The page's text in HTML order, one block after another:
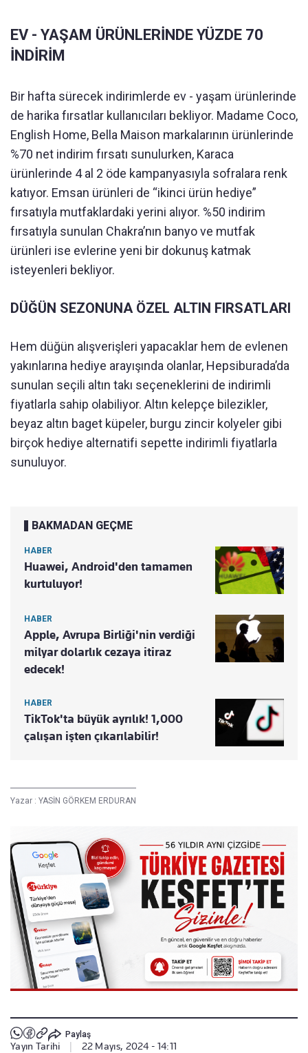
EV - YAŞAM ÜRÜNLERİNDE YÜZDE 70
İNDİRİM
Bir hafta sürecek indirimlerde ev - yaşam ürünlerinde
de harika fırsatlar kullanıcıları bekliyor. Madame Coco,
English Home, Bella Maison markalarının ürünlerinde
%70 net indirim fırsatı sunulurken, Karaca
ürünlerinde 4 al 2 öde kampanyasıyla sofralara renk
katıyor. Emsan ürünleri de “ikinci ürün hediye”
fırsatıyla mutfaklardaki yerini alıyor. %50 indirim
fırsatıyla sunulan Chakra’nın banyo ve mutfak
ürünleri ise evlerine yeni bir dokunuş katmak
isteyenleri bekliyor.
DÜĞÜN SEZONUNA ÖZEL ALTIN FIRSATLARI
Hem düğün alışverişleri yapacaklar hem de evlenen
yakınlarına hediye arayışında olanlar, Hepsiburada’da
sunulan seçili altın takı seçeneklerini de indirimli
fiyatlarla sahip olabiliyor. Altın kelepçe bilezikler,
beyaz altın baget küpeler, burgu zincir kolyeler gibi
birçok hediye alternatifi sepette indirimli fiyatlarla
sunuluyor.
BAKMADAN GEÇME
HABER
Huawei, Android'den tamamen
kurtuluyor!
HABER
Apple, Avrupa Birliği'nin verdiği
milyar dolarlık cezaya itiraz
edecek!
HABER
TikTok'ta büyük ayrılık! 1,000
çalışan işten çıkarılabilir!
Yazar : YASİN GÖRKEM ERDURAN
Paylaş
Yayın Tarihi 22 Mayıs, 2024 - 14:11